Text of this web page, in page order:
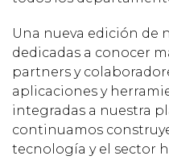
Una nueva edición de
dedicadas a conocer
partners y
aplicaciones y
integradas a nuestra
continuamos
tecnología y el sector